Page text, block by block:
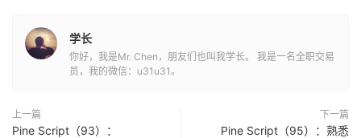
学长
你好，我是Mr. Chen，朋友们也叫我学长。 我是一名全职交易
员，我的微信：u31u31。
上一篇
Pine Script（93）：
下一篇
Pine Script（95）：熟悉